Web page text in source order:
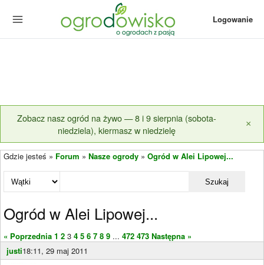
Logowanie
Zobacz nasz ogród na żywo — 8 i 9 sierpnia (sobota-
niedziela), kiermasz w niedzielę
×
Gdzie jesteś » Forum » Nasze ogrody » Ogród w Alei Lipowej...
Szukaj
Ogród w Alei Lipowej...
« Poprzednia 1 2 3 4 5 6 7 8 9 ... 472 473 Następna »
justi18:11, 29 maj 2011